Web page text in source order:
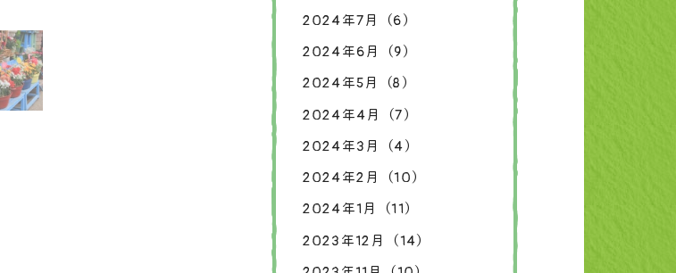
2024年7月（6）
2024年6月（9）
2024年5月（8）
2024年4月（7）
2024年3月（4）
2024年2月（10）
2024年1月（11）
2023年12月（14）